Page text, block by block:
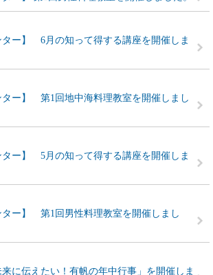
ター】 6月の知って得する講座を開催しま
ター】 第1回地中海料理教室を開催しまし
ター】 5月の知って得する講座を開催しま
ター】 第1回男性料理教室を開催しまし
来に伝えたい！有帆の年中行事」を開催しま